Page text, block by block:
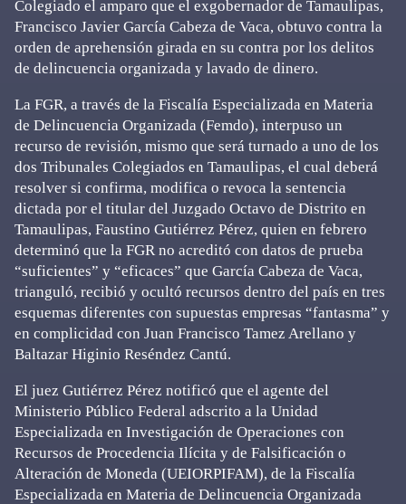
Colegiado el amparo que el exgobernador de Tamaulipas,
Francisco Javier García Cabeza de Vaca, obtuvo contra la
orden de aprehensión girada en su contra por los delitos
de delincuencia organizada y lavado de dinero.
La FGR, a través de la Fiscalía Especializada en Materia
de Delincuencia Organizada (Femdo), interpuso un
recurso de revisión, mismo que será turnado a uno de los
dos Tribunales Colegiados en Tamaulipas, el cual deberá
resolver si confirma, modifica o revoca la sentencia
dictada por el titular del Juzgado Octavo de Distrito en
Tamaulipas, Faustino Gutiérrez Pérez, quien en febrero
determinó que la FGR no acreditó con datos de prueba
“suficientes” y “eficaces” que García Cabeza de Vaca,
trianguló, recibió y ocultó recursos dentro del país en tres
esquemas diferentes con supuestas empresas “fantasma” y
en complicidad con Juan Francisco Tamez Arellano y
Baltazar Higinio Reséndez Cantú.
El juez Gutiérrez Pérez notificó que el agente del
Ministerio Público Federal adscrito a la Unidad
Especializada en Investigación de Operaciones con
Recursos de Procedencia Ilícita y de Falsificación o
Alteración de Moneda (UEIORPIFAM), de la Fiscalía
Especializada en Materia de Delincuencia Organizada